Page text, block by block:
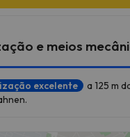
e meios
excelente
a 125 m